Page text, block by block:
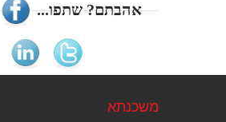
אהבתם? שתפו...
משכנתא